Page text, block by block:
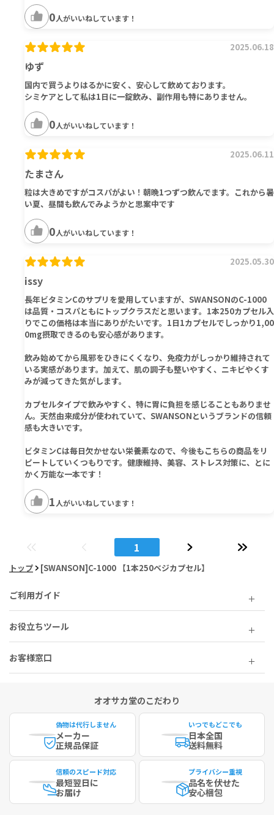
0人がいいねしています！
ゆず
2025.06.18
国内で買うよりはるかに安く、安心して飲めております。
シミケアとして私は1日に一錠飲み、副作用も特にありません。
0人がいいねしています！
たまさん
2025.06.11
粒は大きめですがコスパがよい！朝晩1つずつ飲んでます。これから暑
い夏、昼間も飲んでみようかと思案中です
0人がいいねしています！
issy
2025.05.30
長年ビタミンCのサプリを愛用していますが、SWANSONのC-1000
は品質・コスパともにトップクラスだと思います。1本250カプセル入
りでこの価格は本当にありがたいです。1日1カプセルでしっかり1,00
0mg摂取できるのも安心感があります。
飲み始めてから風邪をひきにくくなり、免疫力がしっかり維持されて
いる実感があります。加えて、肌の調子も整いやすく、ニキビやくす
みが減ってきた気がします。
カプセルタイプで飲みやすく、特に胃に負担を感じることもありませ
ん。天然由来成分が使われていて、SWANSONというブランドの信頼
感も大きいです。
ビタミンCは毎日欠かせない栄養素なので、今後もこちらの商品をリ
ピートしていくつもりです。健康維持、美容、ストレス対策に、とに
かく万能な一本です！
1 人がいいねしています！
1
トップ [SWANSON]C-1000 【1本250ベジカプセル】
ご利用ガイド
お役立ちツール
お客様窓口
オオサカ堂のこだわり
偽物は代行しません
メーカー
正規品保証
いつでもどこでも
日本全国
送料無料
信頼のスピード対応
最短翌日に
お届け
プライバシー重視
品名を伏せた
安心梱包